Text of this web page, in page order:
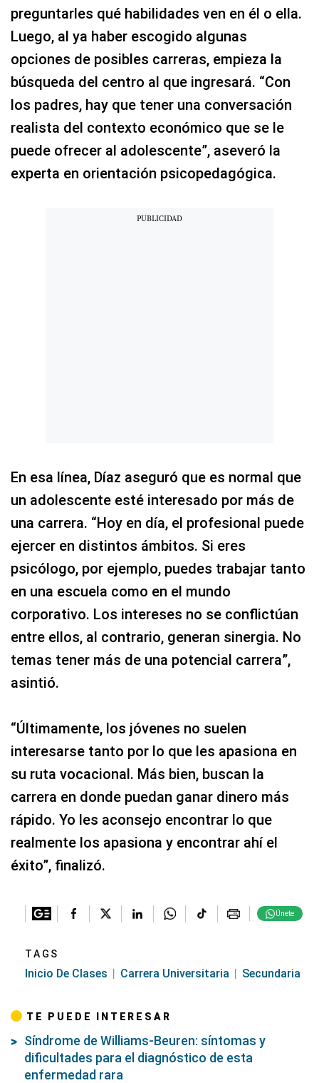
preguntarles qué habilidades ven en él o ella.
Luego, al ya haber escogido algunas
opciones de posibles carreras, empieza la
búsqueda del centro al que ingresará. “Con
los padres, hay que tener una conversación
realista del contexto económico que se le
puede ofrecer al adolescente”, aseveró la
experta en orientación psicopedagógica.
En esa línea, Díaz aseguró que es normal que
un adolescente esté interesado por más de
una carrera. “Hoy en día, el profesional puede
ejercer en distintos ámbitos. Si eres
psicólogo, por ejemplo, puedes trabajar tanto
en una escuela como en el mundo
corporativo. Los intereses no se conflictúan
entre ellos, al contrario, generan sinergia. No
temas tener más de una potencial carrera”,
asintió.
“Últimamente, los jóvenes no suelen
interesarse tanto por lo que les apasiona en
su ruta vocacional. Más bien, buscan la
carrera en donde puedan ganar dinero más
rápido. Yo les aconsejo encontrar lo que
realmente los apasiona y encontrar ahí el
éxito”, finalizó.
Únete
TAGS
Inicio De Clases Carrera Universitaria Secundaria
TE PUEDE INTERESAR
Síndrome de Williams-Beuren: síntomas y
dificultades para el diagnóstico de esta
enfermedad rara